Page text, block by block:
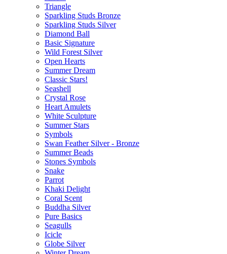
Triangle
Sparkling Studs Bronze
Sparkling Studs Silver
Diamond Ball
Basic Signature
Wild Forest Silver
Open Hearts
Summer Dream
Classic Stars!
Seashell
Crystal Rose
Heart Amulets
White Sculpture
Summer Stars
Symbols
Swan Feather Silver - Bronze
Summer Beads
Stones Symbols
Snake
Parrot
Khaki Delight
Coral Scent
Buddha Silver
Pure Basics
Seagulls
Icicle
Globe Silver